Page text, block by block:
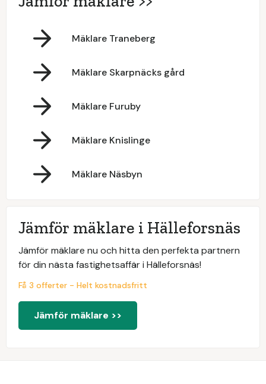
Mäklare Traneberg
Mäklare Skarpnäcks gård
Mäklare Furuby
Mäklare Knislinge
Mäklare Näsbyn
Jämför mäklare i Hälleforsnäs
Jämför mäklare nu och hitta den perfekta partnern
för din nästa fastighetsaffär i Hälleforsnäs!
Få 3 offerter - Helt kostnadsfritt
Jämför mäklare >>